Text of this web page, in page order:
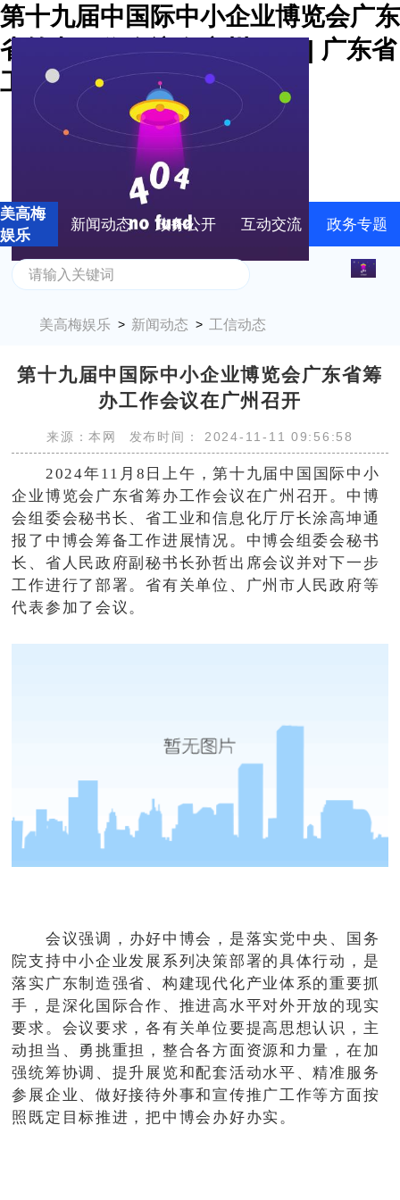
第十九届中国际中小企业博览会广东
省筹办工作会议在广州召开 | 广东省
工业和信息化厅-美高梅娱乐
美高梅
娱乐
新闻动态 政务公开 互动交流 政务专题
美高梅娱乐 > 新闻动态 > 工信动态
第十九届中国际中小企业博览会广东省筹
办工作会议在广州召开
来源：本网 发布时间： 2024-11-11 09:56:58
2024年11月8日上午，第十九届中国国际中小
企业博览会广东省筹办工作会议在广州召开。中博
会组委会秘书长、省工业和信息化厅厅长涂高坤通
报了中博会筹备工作进展情况。中博会组委会秘书
长、省人民政府副秘书长孙哲出席会议并对下一步
工作进行了部署。省有关单位、广州市人民政府等
代表参加了会议。
会议强调，办好中博会，是落实党中央、国务
院支持中小企业发展系列决策部署的具体行动，是
落实广东制造强省、构建现代化产业体系的重要抓
手，是深化国际合作、推进高水平对外开放的现实
要求。会议要求，各有关单位要提高思想认识，主
动担当、勇挑重担，整合各方面资源和力量，在加
强统筹协调、提升展览和配套活动水平、精准服务
参展企业、做好接待外事和宣传推广工作等方面按
照既定目标推进，把中博会办好办实。